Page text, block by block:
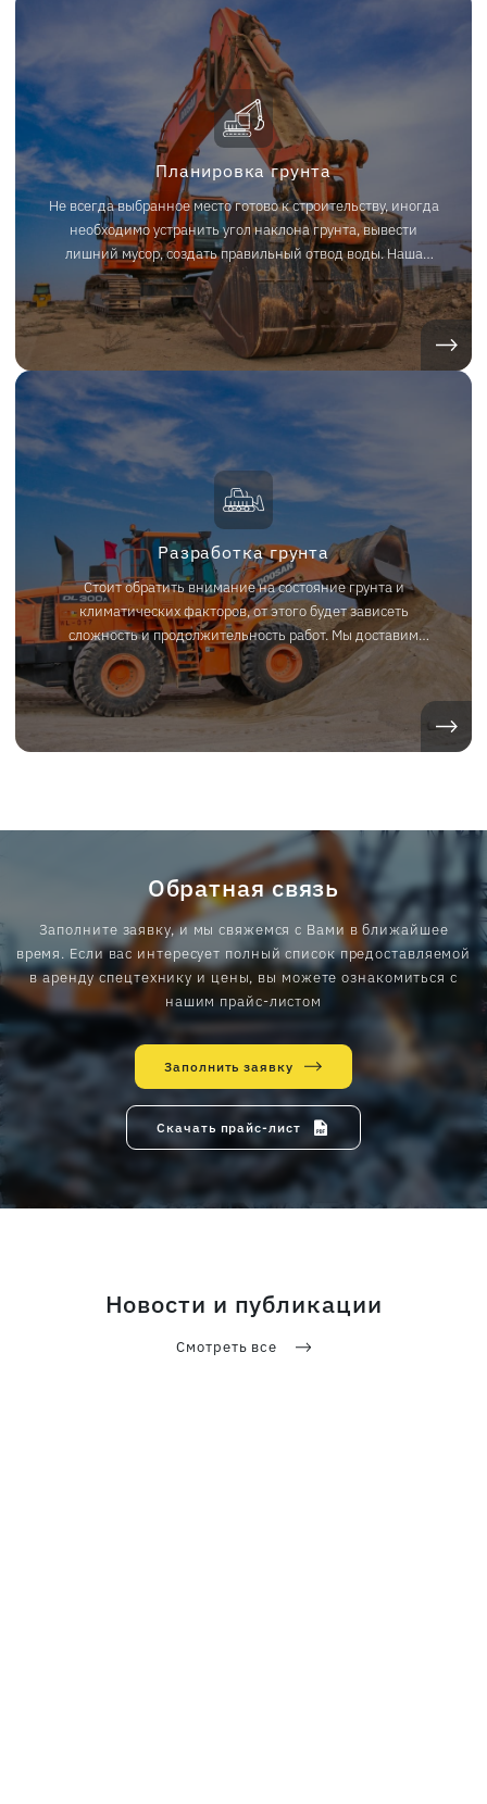
Планировка грунта
Не всегда выбранное место готово к строительству, иногда
необходимо устранить угол наклона грунта, вывести
лишний мусор, создать правильный отвод воды. Наша
фирма предоставляет необходимое оборудование и
спецтехнику с экипажем и перевозкой в Челябинске и
Челябинской области.
Разработка грунта
Стоит обратить внимание на состояние грунта и
климатических факторов, от этого будет зависеть
сложность и продолжительность работ. Мы доставим
необходимую спецтехнику нужных габаритов низкорамным
тралом на ваш объект в Челябинске и Челябинской
области.
Обратная связь
Заполните заявку, и мы свяжемся с Вами в ближайшее
время. Если вас интересует полный список предоставляемой
в аренду спецтехнику и цены, вы можете ознакомиться с
нашим прайс-листом
Заполнить заявку
Скачать прайс-лист
Новости и публикации
Смотреть все